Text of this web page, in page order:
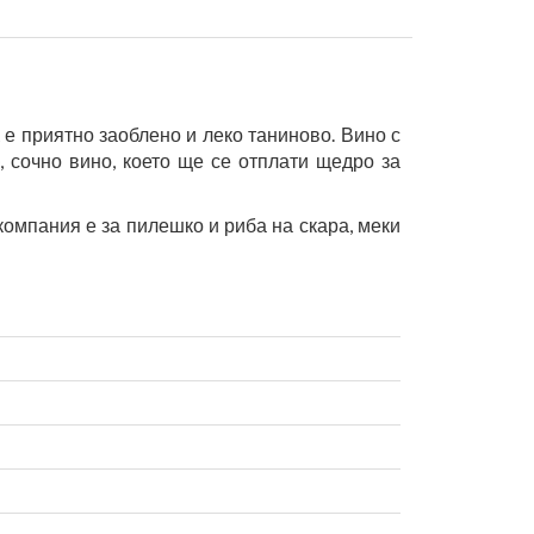
приятно заоблено и леко таниново. Вино с
вино, което ще се отплати щедро за
е за пилешко и риба на скара, меки